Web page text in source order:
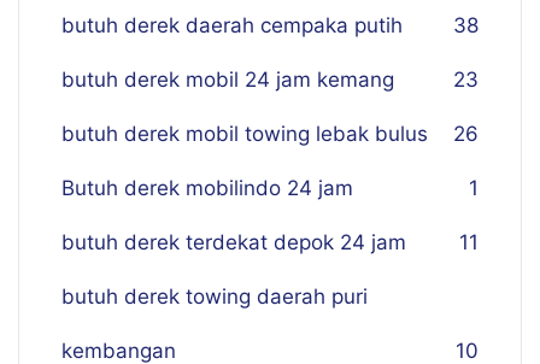
butuh derek daerah cempaka putih 38
butuh derek mobil 24 jam kemang 23
butuh derek mobil towing lebak bulus 26
Butuh derek mobilindo 24 jam 1
butuh derek terdekat depok 24 jam 11
butuh derek towing daerah puri
kembangan 10